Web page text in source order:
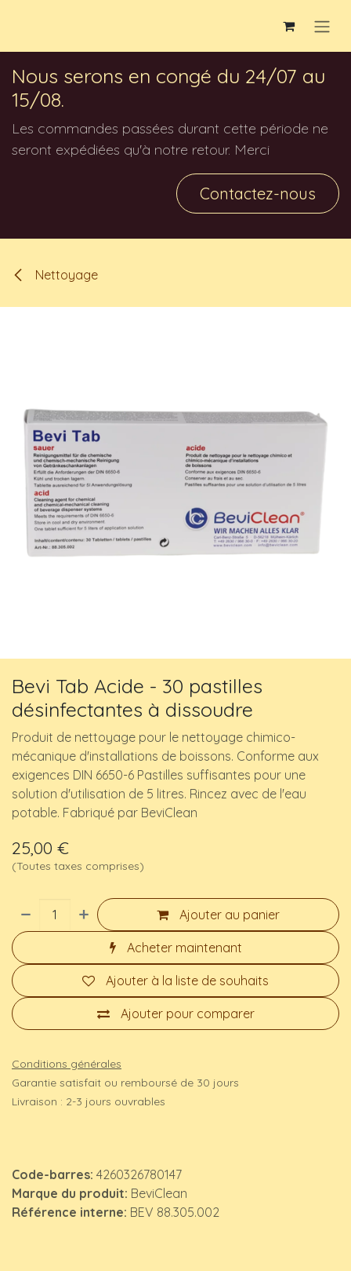
Nous serons en congé du 24/07 au
15/08.
Les commandes passées durant cette période ne
seront expédiées qu'à notre retour. Merci
Contactez-nous
Nettoyage
Bevi Tab Acide - 30 pastilles
désinfectantes à dissoudre
Produit de nettoyage pour le nettoyage chimico-
mécanique d'installations de boissons. Conforme aux
exigences DIN 6650-6 Pastilles suffisantes pour une
solution d'utilisation de 5 litres. Rincez avec de l'eau
potable. Fabriqué par BeviClean
25,00 €
(Toutes taxes comprises)
Ajouter au panier
Acheter maintenant
Ajouter pour comparer
Ajouter à la liste de souhaits
Conditions générales
Garantie satisfait ou remboursé de 30 jours
Livraison : 2-3 jours ouvrables
Code-barres: 4260326780147
Marque du produit: BeviClean
Référence interne: BEV 88.305.002